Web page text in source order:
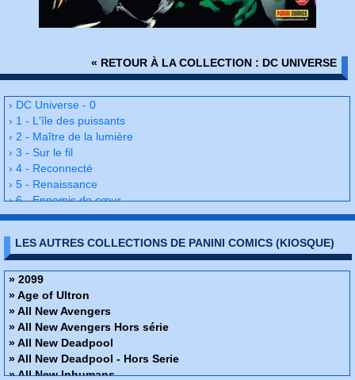
« RETOUR À LA COLLECTION : DC UNIVERSE
› DC Universe - 0
› 1 - L'île des puissants
› 2 - Maître de la lumière
› 3 - Sur le fil
› 4 - Reconnecté
› 5 - Renaissance
› 6 - Ennemis de cœur
› 7 - Les enfants sauvages
› 9 - Le secret de Barry Allen
› 10 - Titans de demain 1
› 11 - Titans de demain 2
› 12 - Nom de code : heat wave
› 13 - La vérité ou la vie
› 14 - Crise de conscience
› 15 - L'envol
› 16 - Vol retardé
› 17 - Un monde sans la Ligue de Justice
LES AUTRES COLLECTIONS DE PANINI COMICS (KIOSQUE)
» 2099
» Age of Ultron
» All New Avengers
» All New Avengers Hors série
» All New Deadpool
» All New Deadpool - Hors Serie
» All New Inhumans